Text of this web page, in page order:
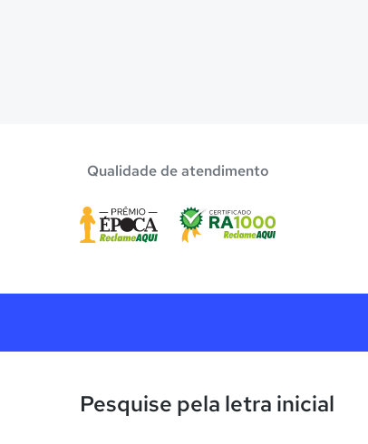
Qualidade de atendimento
Pesquise pela letra inicial